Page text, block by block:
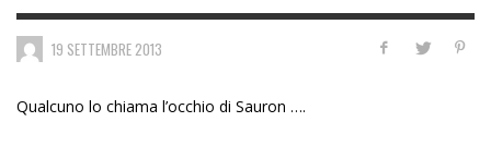
19 SETTEMBRE 2013
Qualcuno lo chiama l’occhio di Sauron ….